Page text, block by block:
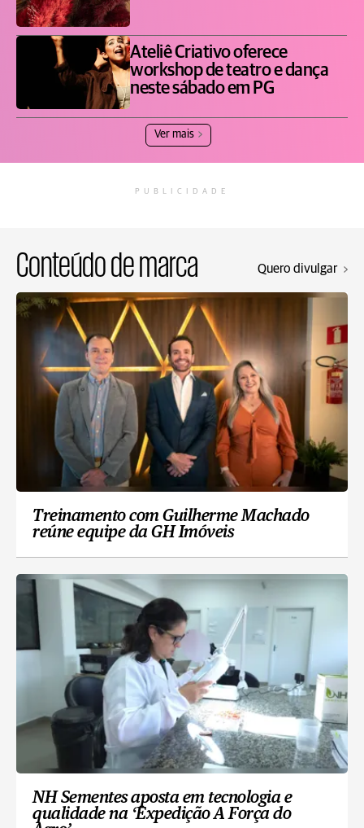
Ateliê Criativo oferece
workshop de teatro e dança
neste sábado em PG
Ver mais
PUBLICIDADE
Conteúdo de marca Quero divulgar
Treinamento com Guilherme Machado
reúne equipe da GH Imóveis
NH Sementes aposta em tecnologia e
qualidade na ‘Expedição A Força do